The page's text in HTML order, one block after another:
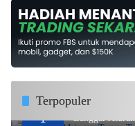
Terpopuler
1
DPMPTSP
Langgar